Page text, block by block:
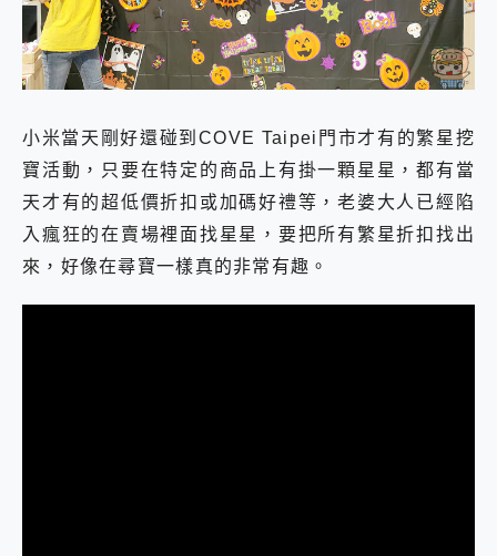
小米當天剛好還碰到COVE Taipei門市才有的繁星挖
寶活動，只要在特定的商品上有掛一顆星星，都有當
天才有的超低價折扣或加碼好禮等，老婆大人已經陷
入瘋狂的在賣場裡面找星星，要把所有繁星折扣找出
來，好像在尋寶一樣真的非常有趣。